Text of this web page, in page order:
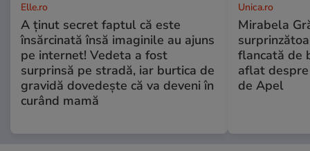
Elle.ro
A ținut secret faptul că este
însărcinată însă imaginile au ajuns
pe internet! Vedeta a fost
surprinsă pe stradă, iar burtica de
gravidă dovedește că va deveni în
curând mamă
Unica.ro
Mirabela
flancată de
aflat
de Apel